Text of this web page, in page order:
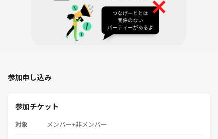
参加申し込み
参加チケット
対象 メンバー+非メンバー